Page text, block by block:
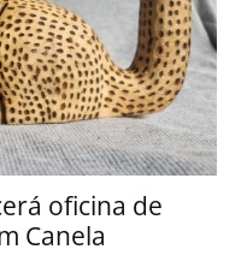
oficina de
Canela